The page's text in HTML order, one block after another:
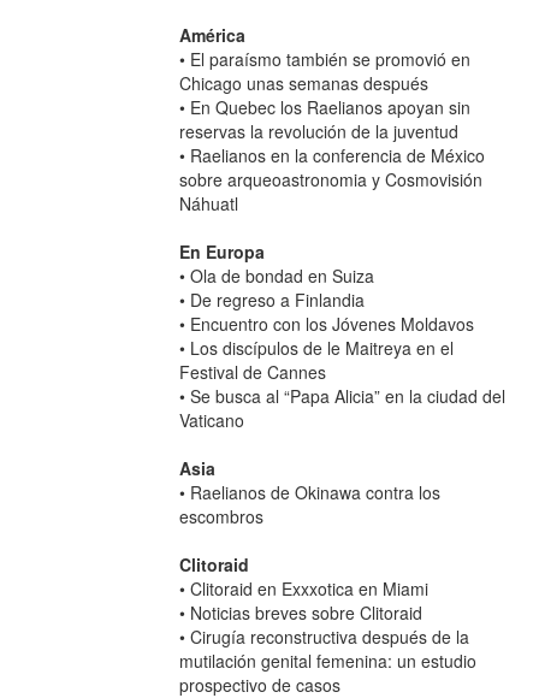
América
• El paraísmo también se promovió en
Chicago unas semanas después
• En Quebec los Raelianos apoyan sin
reservas la revolución de la juventud
• Raelianos en la conferencia de México
sobre arqueoastronomia y Cosmovisión
Náhuatl
En Europa
• Ola de bondad en Suiza
• De regreso a Finlandia
• Encuentro con los Jóvenes Moldavos
• Los discípulos de le Maitreya en el
Festival de Cannes
• Se busca al “Papa Alicia” en la ciudad del
Vaticano
Asia
• Raelianos de Okinawa contra los
escombros
Clitoraid
• Clitoraid en Exxxotica en Miami
• Noticias breves sobre Clitoraid
• Cirugía reconstructiva después de la
mutilación genital femenina: un estudio
prospectivo de casos